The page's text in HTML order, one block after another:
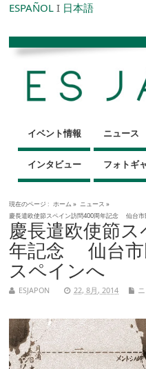
ESPAÑOL I 日本語
イベント情報 ニュース
インタビュー フォトギ
現在のページ : ホーム » ニュース »
慶長遣欧使節スペイン訪問400周年記念 仙台市
慶長遣欧使節ス
年記念 仙台市
スペインへ
ESJAPON 22, 8月, 2014